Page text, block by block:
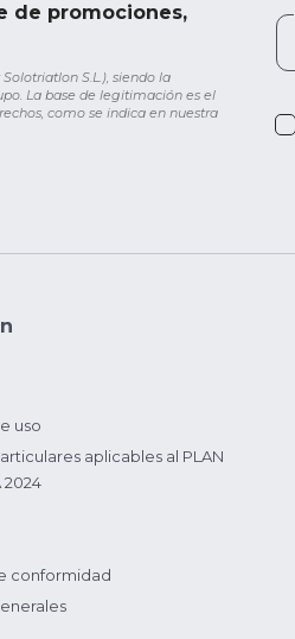
de promociones,
S.L.), siendo la
La base de legitimación es el
como se indica en nuestra
uso
aplicables al PLAN
2024
conformidad